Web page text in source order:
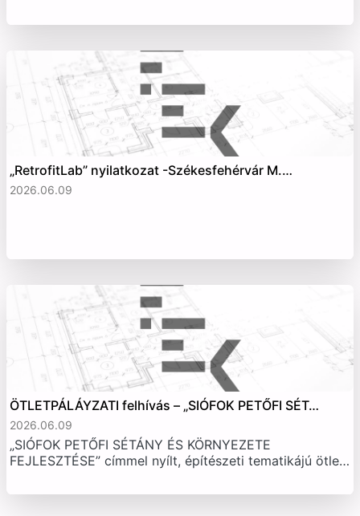
„RetrofitLab” nyilatkozat -Székesfehérvár M.…
2026.06.09
ÖTLETPÁLÁYZATI felhívás – „SIÓFOK PETŐFI SÉT…
2026.06.09
„SIÓFOK PETŐFI SÉTÁNY ÉS KÖRNYEZETE
FEJLESZTÉSE” címmel nyílt, építészeti tematikájú ötle…